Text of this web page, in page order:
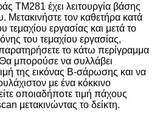
TM281 έχει λειτουργία βάσης
τον καθετήρα κατά
τεμαχίου εργασίας και μετά το
του τεμαχίου εργασίας,
το κάτω περίγραμμα
μπορούσε να συλλάβει
της εικόνας Β-σάρωσης και να
με ένα κόκκινο
οποιαδήποτε τιμή πάχους
μετακινώντας το δείκτη.